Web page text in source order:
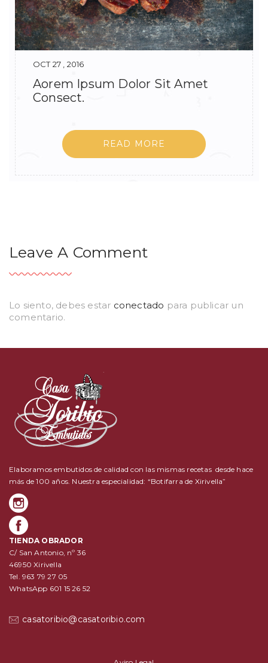
OCT 27 , 2016
Aorem Ipsum Dolor Sit Amet
Consect.
READ MORE
Leave A Comment
Lo siento, debes estar conectado para publicar un
comentario.
Elaboramos embutidos de calidad con las mismas recetas desde hace
más de 100 años. Nuestra especialidad: “Botifarra de Xirivella”
TIENDA OBRADOR
C/ San Antonio, nº 36
46950 Xirivella
Tel. 963 79 27 05
WhatsApp 601 15 26 52
casatoribio@casatoribio.com